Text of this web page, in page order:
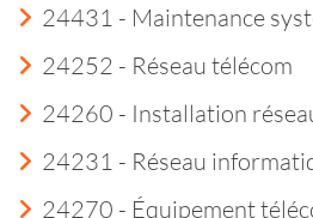
24431 - Maintenance
24252 - Réseau télécom
24260 - Installation
24231 - Réseau
24270 - Équipement